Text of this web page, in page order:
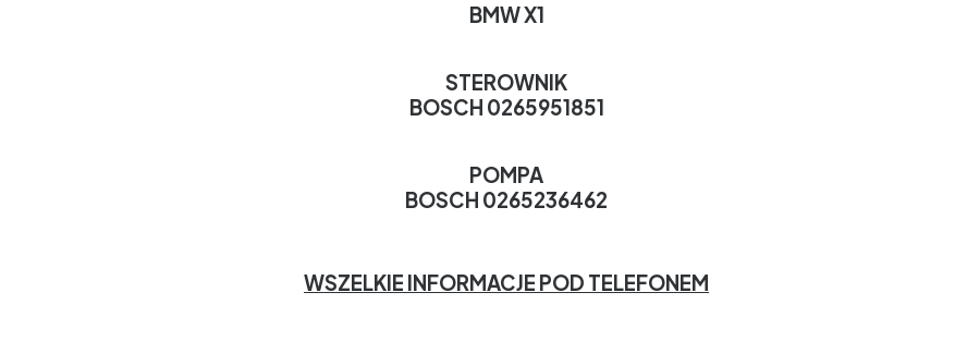
BMW X1
STEROWNIK
BOSCH 0265951851
POMPA
BOSCH 0265236462
WSZELKIE INFORMACJE POD TELEFONEM